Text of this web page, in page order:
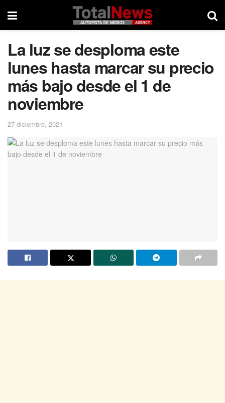
La luz se desploma este
lunes hasta marcar su precio
más bajo desde el 1 de
noviembre
27 diciembre, 2021